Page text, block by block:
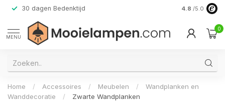
30 dagen Bedenktijd Verzending
4.8 /5.0
MENU
0
Home / Accessoires / Meubelen /
Wandplanken en
Wanddecoratie
/ Zwarte Wandplanken